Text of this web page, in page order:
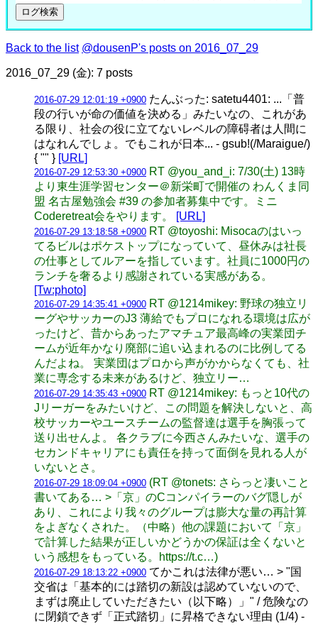
Back to the list @dousenP's posts on 2016_07_29
2016_07_29 (金): 7 posts
2016-07-29 12:01:19 +0900 たんぶった: satetu4401: ...「普
段の行いが命の価値を決める」みたいなの、これがあ
る限り、社会の役に立てないレベルの障碍者は人間に
はなれんでしょ。でもこれが日本... - gsub!(/Maraigue/)
{ "" } [URL]
2016-07-29 12:53:30 +0900 RT @you_and_i: 7/30(土) 13時
より東生涯学習センター＠新栄町で開催の わんくま同
盟 名古屋勉強会 #39 の参加者募集中です。ミニ
Coderetreat会をやります。
[URL]
2016-07-29 13:18:58 +0900 RT @toyoshi: Misocaのはいっ
てるビルはポケストップになっていて、昼休みは社長
の仕事としてルアーを指しています。社員に1000円の
ランチを奢るより感謝されている実感がある。
[Tw:photo]
2016-07-29 14:35:41 +0900 RT @1214mikey: 野球の独立リ
ーグやサッカーのJ3 薄給でもプロになれる環境は広が
ったけど、昔からあったアマチュア最高峰の実業団チ
ームが近年かなり廃部に追い込まれるのに比例してる
んだよね。 実業団はプロから声がかからなくても、社
業に専念する未来があるけど、独立リー…
2016-07-29 14:35:43 +0900 RT @1214mikey: もっと10代の
Jリーガーをみたいけど、この問題を解決しないと、高
校サッカーやユースチームの監督達は選手を胸張って
送り出せんよ。 各クラブに今西さんみたいな、選手の
セカンドキャリアにも責任を持って面倒を見れる人が
いないとさ。
2016-07-29 18:09:04 +0900 (RT @tonets: さらっと凄いこと
書いてある… >「京」のCコンパイラーのバグ隠しが
あり、これにより我々のグループは膨大な量の再計算
をよぎなくされた。（中略）他の課題において「京」
で計算した結果が正しいかどうかの保証は全くないと
いう感想をもっている。https://t.c…)
2016-07-29 18:13:22 +0900 てかこれは法律が悪い… > "国
交省は「基本的には踏切の新設は認めていないので、
まずは廃止していただきたい（以下略）」" / 危険なの
に閉鎖できず「正式踏切」に昇格できない理由 (1/4) -